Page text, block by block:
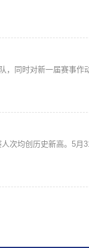
，同时对新一届赛事作
次均创历史新高。5月